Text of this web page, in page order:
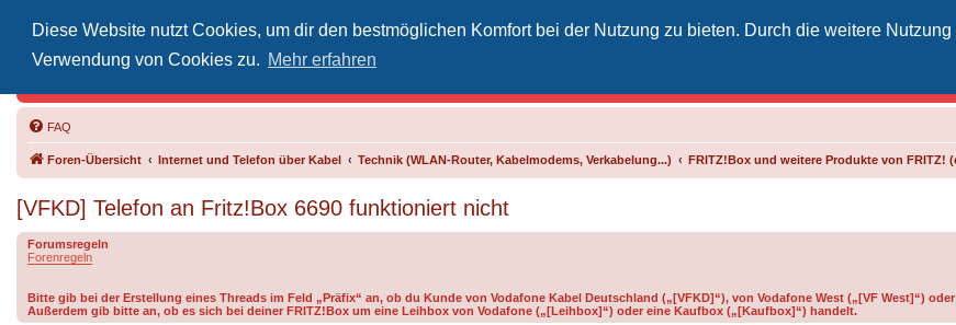
Diese Website nutzt Cookies, um dir den bestmöglichen Komfort bei der Nutzung zu bieten. Durch die weitere
Verwendung von Cookies zu. Mehr erfahren
FAQ
Foren-Übersicht Internet und Telefon über Kabel Technik (WLAN-Router, Kabelmodems, Verkabelung...) FRITZ!Box und weitere Produkte von FRITZ!
[VFKD] Telefon an Fritz!Box 6690 funktioniert nicht
Forumsregeln
Forenregeln
Bitte gib bei der Erstellung eines Threads im Feld „Präfix“ an, ob du Kunde von Vodafone Kabel Deutschland („[VFKD]“), von Vodafone West („[VF West]“)
Außerdem gib bitte an, ob es sich bei deiner FRITZ!Box um eine Leihbox von Vodafone („[Leihbox]“) oder eine Kaufbox („[Kaufbox]“) handelt.